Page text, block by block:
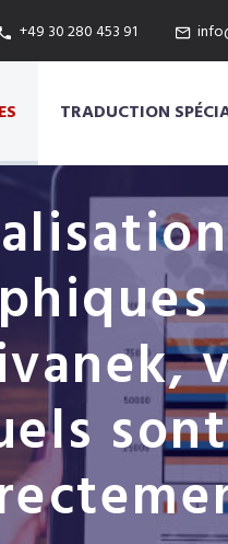
+49 30 280 453 91
TRADUCTION